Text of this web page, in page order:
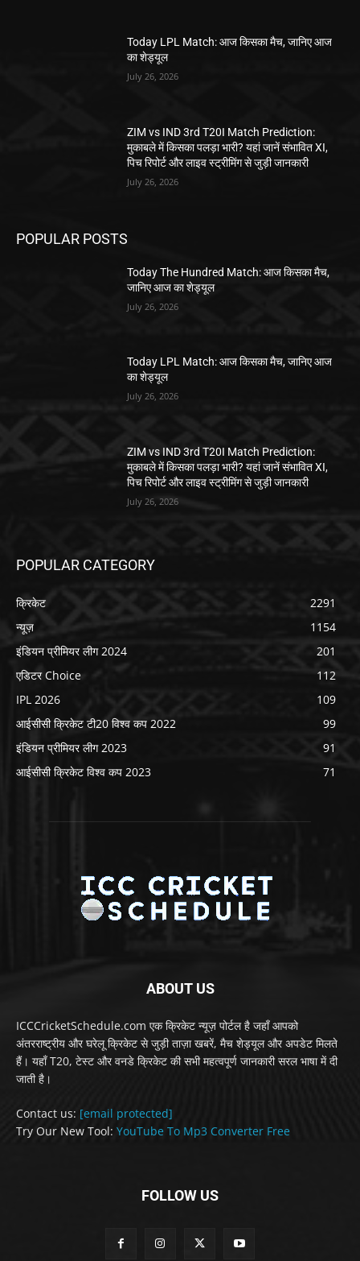
Today LPL Match: आज किसका मैच, जानिए आज
का शेड्यूल
July 26, 2026
ZIM vs IND 3rd T20I Match Prediction:
मुकाबले में किसका पलड़ा भारी? यहां जानें संभावित XI,
पिच रिपोर्ट और लाइव स्ट्रीमिंग से जुड़ी जानकारी
July 26, 2026
POPULAR POSTS
Today The Hundred Match: आज किसका मैच,
जानिए आज का शेड्यूल
July 26, 2026
Today LPL Match: आज किसका मैच, जानिए आज
का शेड्यूल
July 26, 2026
ZIM vs IND 3rd T20I Match Prediction:
मुकाबले में किसका पलड़ा भारी? यहां जानें संभावित XI,
पिच रिपोर्ट और लाइव स्ट्रीमिंग से जुड़ी जानकारी
July 26, 2026
POPULAR CATEGORY
क्रिकेट
2291
न्यूज़
1154
इंडियन प्रीमियर लीग 2024
201
एडिटर Choice
112
IPL 2026
109
आईसीसी क्रिकेट टी20 विश्व कप 2022
99
इंडियन प्रीमियर लीग 2023
91
आईसीसी क्रिकेट विश्व कप 2023
71
ABOUT US
ICCCricketSchedule.com एक क्रिकेट न्यूज़ पोर्टल है जहाँ आपको
अंतरराष्ट्रीय और घरेलू क्रिकेट से जुड़ी ताज़ा खबरें, मैच शेड्यूल और अपडेट मिलते
हैं। यहाँ T20, टेस्ट और वनडे क्रिकेट की सभी महत्वपूर्ण जानकारी सरल भाषा में दी
जाती है।
Contact us: [email protected]
Try Our New Tool: YouTube To Mp3 Converter Free
FOLLOW US